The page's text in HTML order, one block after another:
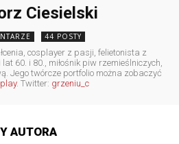
Ciesielski
44 POSTY
cosplayer z pasji, felietonista z
60. i 80., miłośnik piw rzemieślniczych,
Jego twórcze portfolio można zobaczyć
. Twitter: grzeniu_c
AUTORA